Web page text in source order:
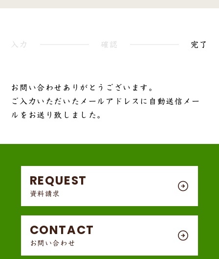
入力 確認 完了
お問い合わせありがとうございます。
ご入力いただいたメールアドレスに自動送信メー
ルをお送り致しました。
REQUEST
資料請求
CONTACT
お問い合わせ